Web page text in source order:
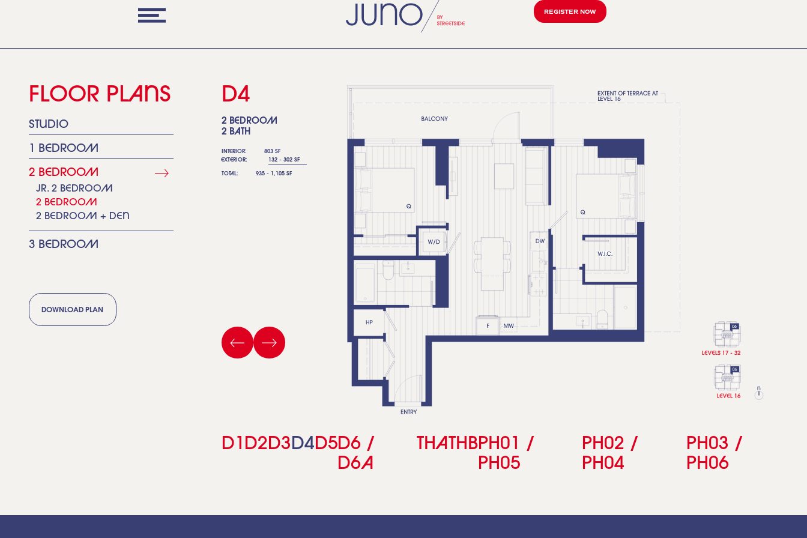
REGISTER NOW
FLOOR PLANS
ST U DIO
BEDROOM
2 BEDROOM
JR. 2 BEDROOM
2 BEDROOM
2 BEDROOM + DEN
3 BEDROOM
DOWNLOAD PLAN
D4
2 BE DROOM
2 BA TH
INTERIOR:
803 SF
EXTERIOR: 132 - 302 SF
TOTA L: 935 - 1,105 SF
D1 D2D3D4D5D6 /
D6A
THA THBPH01 /
PH05
PH02 /
PH04
PH03 /
PH06